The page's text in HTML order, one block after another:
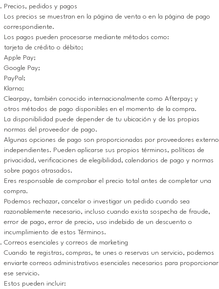
Precios, pedidos y pagos
Los precios se muestran en la página de venta o en la página de pago
correspondiente.
Los pagos pueden procesarse mediante métodos como:
tarjeta de crédito o débito;
Apple Pay;
Google Pay;
PayPal;
Klarna;
Clearpay, también conocido internacionalmente como Afterpay; y
otros métodos de pago disponibles en el momento de la compra.
La disponibilidad puede depender de tu ubicación y de las propias
normas del proveedor de pago.
Algunas opciones de pago son proporcionadas por proveedores
independientes. Pueden aplicarse sus propios términos, políticas de
privacidad, verificaciones de elegibilidad, calendarios de pago y normas
sobre pagos atrasados.
Eres responsable de comprobar el precio total antes de completar una
compra.
Podemos rechazar, cancelar o investigar un pedido cuando sea
razonablemente necesario, incluso cuando exista sospecha de fraude,
error de pago, error de precio, uso indebido de un descuento o
incumplimiento de estos Términos.
Correos esenciales y correos de marketing
Cuando te registras, compras, te unes o reservas un servicio, podemos
enviarte correos administrativos esenciales necesarios para proporcionar
ese servicio.
Estos pueden incluir: